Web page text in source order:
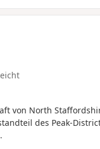
von North
des Peak-